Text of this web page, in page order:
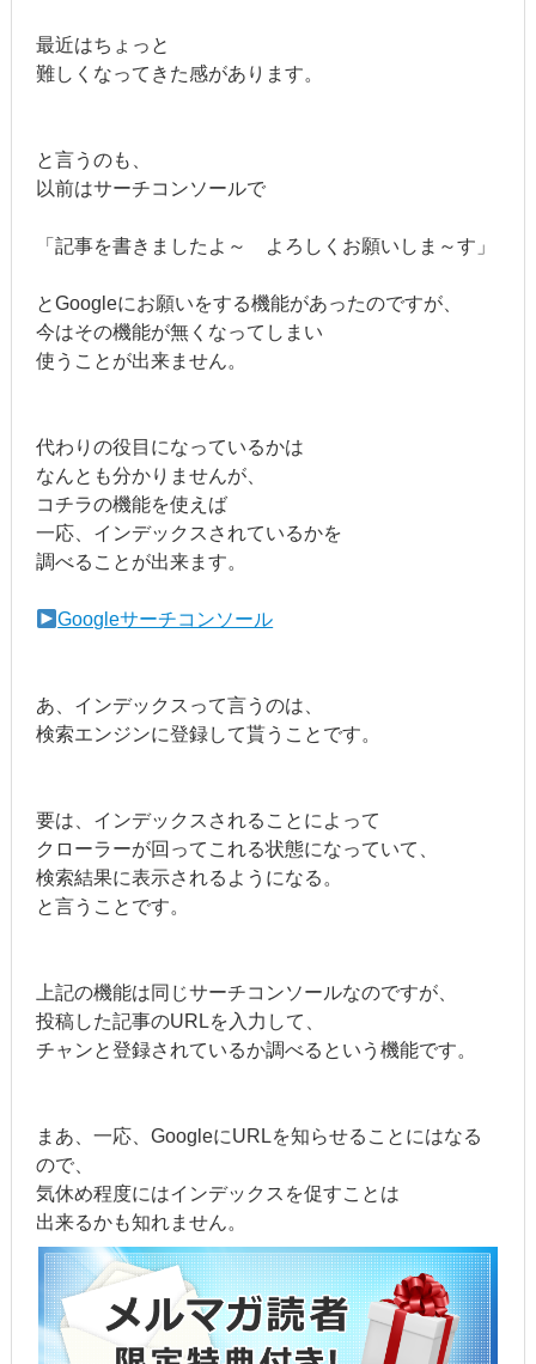
最近はちょっと
難しくなってきた感があります。
と言うのも、
以前はサーチコンソールで
「記事を書きましたよ～ よろしくお願いしま～す」
とGoogleにお願いをする機能があったのですが、
今はその機能が無くなってしまい
使うことが出来ません。
代わりの役目になっているかは
なんとも分かりませんが、
コチラの機能を使えば
一応、インデックスされているかを
調べることが出来ます。
Googleサーチコンソール
あ、インデックスって言うのは、
検索エンジンに登録して貰うことです。
要は、インデックスされることによって
クローラーが回ってこれる状態になっていて、
検索結果に表示されるようになる。
と言うことです。
上記の機能は同じサーチコンソールなのですが、
投稿した記事のURLを入力して、
チャンと登録されているか調べるという機能です。
まあ、一応、GoogleにURLを知らせることにはなる
ので、
気休め程度にはインデックスを促すことは
出来るかも知れません。